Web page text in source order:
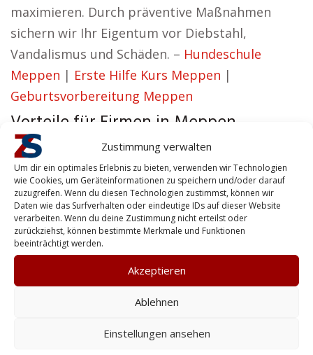
Zustimmung verwalten
Um dir ein optimales Erlebnis zu bieten, verwenden wir Technologien
wie Cookies, um Geräteinformationen zu speichern und/oder darauf
zuzugreifen. Wenn du diesen Technologien zustimmst, können wir
Daten wie das Surfverhalten oder eindeutige IDs auf dieser Website
verarbeiten. Wenn du deine Zustimmung nicht erteilst oder
zurückziehst, können bestimmte Merkmale und Funktionen
beeinträchtigt werden.
Akzeptieren
Ablehnen
Einstellungen ansehen
maximieren. Durch präventive Maßnahmen
sichern wir Ihr Eigentum vor Diebstahl,
Vandalismus und Schäden. – Hundeschule
Meppen | Erste Hilfe Kurs Meppen |
Geburtsvorbereitung Meppen
Vorteile für Firmen in Meppen
Erika aus Meppen vertritt die Auffassung:
Unser Ziel ist es, Sicherheitslösungen zu liefern,
die nicht nur effizient, sondern auch
glaubwürdig sind.
Für Privatkunden bieten wir individuelle
Sicherheitslösungen, von Personenschutz bis
zur Sicherung Ihres Gebäudes. Erfolg beginnt
mit Sicherheit – das ist unser Leitgedanke bei
Zentralschutz. Wir helfen dabei, Ihr